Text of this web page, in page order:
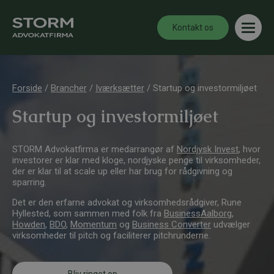
Kontakt os
Forside / Brancher / Iværksætter / Startup og investormiljøet
Startup og investormiljøet
STORM Advokatfirma er medarrangør af Nordjysk Invest, hvor
investorer er klar med kloge, nordjyske penge til virksomheder,
der er klar til at scale up eller har brug for rådgivning og
sparring.
Det er den erfarne advokat og virksomhedsrådgiver, Rune
Hyllested, som sammen med folk fra BusinessAalborg,
Howden, BDO, Momentum og Business Converter udvælger
virksomheder til pitch og faciliterer pitchrunderne.